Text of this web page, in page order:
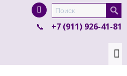
product in a size size .
colour items.
+7 (911) 926-41-81